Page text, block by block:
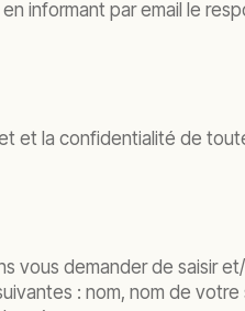
par email le
et la confidentialité de
vous demander de saisir
: nom, nom de